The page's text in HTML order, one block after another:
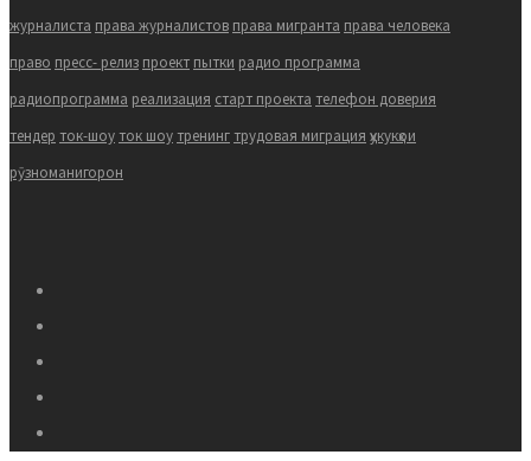
журналиста права журналистов права мигранта права человека
право пресс- релиз проект пытки радио программа
радиопрограмма реализация старт проекта телефон доверия
тендер ток-шоуток шоутренингтрудовая миграция ҳукукҳои
рӯзноманигорон